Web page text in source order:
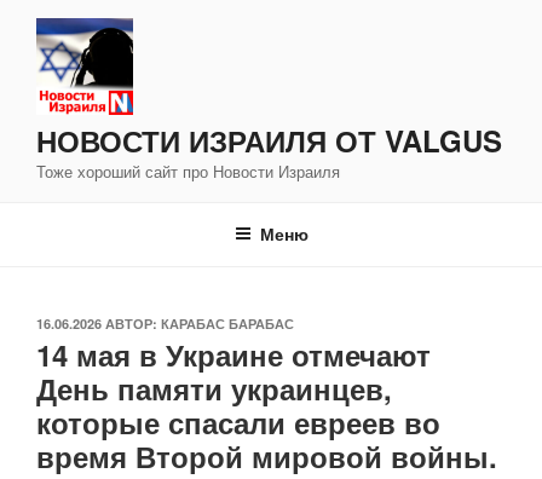
Перейти
содержимому
НОВОСТИ ИЗРАИЛЯ ОТ VALGUS
Тоже хороший сайт про Новости Израиля
Меню
ОПУБЛИКОВАНО
16.06.2026 АВТОР: КАРАБАС БАРАБАС
14 мая в Украине отмечают
День памяти украинцев,
которые спасали евреев во
время Второй мировой войны.